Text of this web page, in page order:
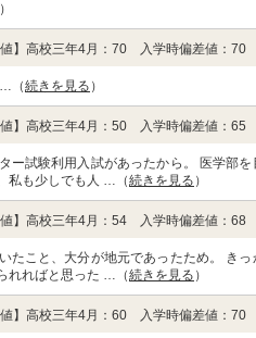
）
値】高校三年4月：70 入学時偏差値：70
（続きを見る ）
値】高校三年4月：50 入学時偏差値：65
ー試験利用入試があったから。 医学部
私も少しでも人 …（続きを見る ）
値】高校三年4月：54 入学時偏差値：68
たこと、大分が地元であったため。 き
れればと思った …（続きを見る ）
値】高校三年4月：60 入学時偏差値：70